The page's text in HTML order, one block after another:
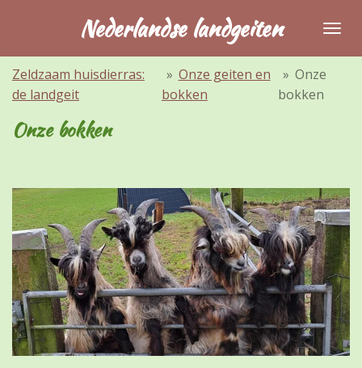
naar
de
hoofdinhoud
Nederlandse landgeiten
Zeldzaam huisdierras:
de landgeit
» Onze geiten en
bokken
» Onze
bokken
Onze bokken